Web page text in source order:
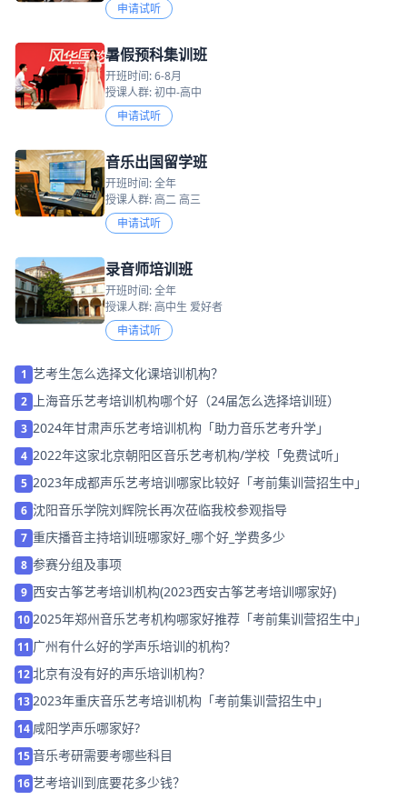
申请试听
暑假预科集训班
开班时间: 6-8月
授课人群: 初中-高中
申请试听
音乐出国留学班
开班时间: 全年
授课人群: 高二 高三
申请试听
录音师培训班
开班时间: 全年
授课人群: 高中生 爱好者
申请试听
1 艺考生怎么选择文化课培训机构？
2 上海音乐艺考培训机构哪个好（24届怎么选择培训班）
3 2024年甘肃声乐艺考培训机构「助力音乐艺考升学」
4 2022年这家北京朝阳区音乐艺考机构/学校「免费试听」
5 2023年成都声乐艺考培训哪家比较好「考前集训营招生中」
6 沈阳音乐学院刘辉院长再次莅临我校参观指导
7 重庆播音主持培训班哪家好_哪个好_学费多少
8 参赛分组及事项
9 西安古筝艺考培训机构(2023西安古筝艺考培训哪家好)
102025年郑州音乐艺考机构哪家好推荐「考前集训营招生中」
11 广州有什么好的学声乐培训的机构？
12北京有没有好的声乐培训机构？
132023年重庆音乐艺考培训机构「考前集训营招生中」
14 咸阳学声乐哪家好?
15音乐考研需要考哪些科目
16艺考培训到底要花多少钱？